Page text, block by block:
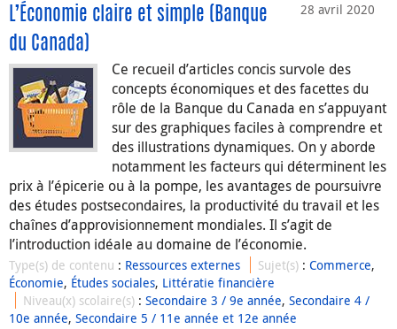
28 avril 2020
L’Économie claire et simple (Banque
du Canada)
Ce recueil d’articles concis survole des
concepts économiques et des facettes du
rôle de la Banque du Canada en s’appuyant
sur des graphiques faciles à comprendre et
des illustrations dynamiques. On y aborde
notamment les facteurs qui déterminent les
prix à l’épicerie ou à la pompe, les avantages de poursuivre
des études postsecondaires, la productivité du travail et les
chaînes d’approvisionnement mondiales. Il s’agit de
l’introduction idéale au domaine de l’économie.
Type(s) de contenu : Ressources externes Sujet(s) :Commerce,
Économie, Études sociales, Littératie financière
Niveau(x) scolaire(s) :Secondaire 3 / 9e année,Secondaire 4 /
10e année, Secondaire 5 / 11e année et 12e année